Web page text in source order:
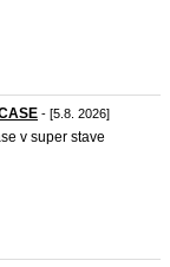
- [5.8. 2026]
v super stave